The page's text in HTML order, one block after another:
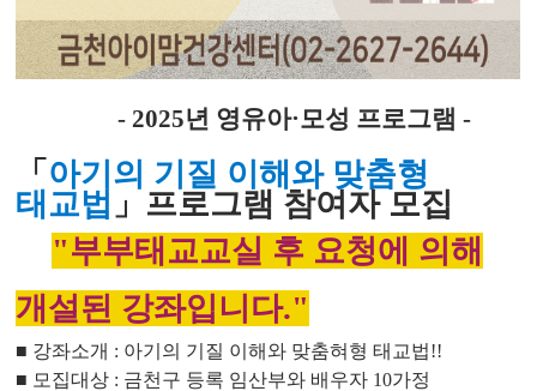
- 2025년 영유아·모성 프로그램-
「 아기의 기질 이해와 맞춤형
태교법 」 프로그램 참여자 모집
"부부태교교실 후 요청에 의해
개설된 강좌입니다."
■ 강좌소개 : 아기의 기질 이해와 맞춤혀형 태교법!!
■ 모집대상 : 금천구 등록 임산부와 배우자 10가정